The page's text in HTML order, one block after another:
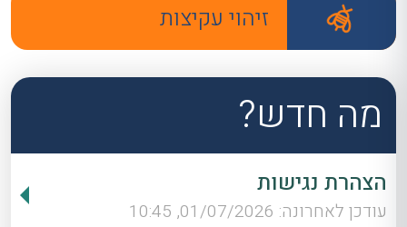
זיהוי עקיצות
מה חדש?
הצהרת נגישות
עודכן לאחרונה: 01/07/2026, 10:45